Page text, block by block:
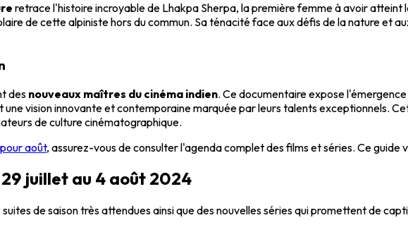
retrace l'histoire incroyable de Lhakpa Sherpa, la première femme à avoir atteint
de cette alpiniste hors du commun. Sa ténacité face aux défis de la nature et
des nouveaux maîtres du cinéma indien. Ce documentaire expose
vision innovante et contemporaine marquée par leurs talents exceptionnels.
de culture cinématographique.
août, assurez-vous de consulter l'agenda complet des films et séries. Ce guide
juillet au 4 août 2024
de saison très attendues ainsi que des nouvelles séries qui promettent de